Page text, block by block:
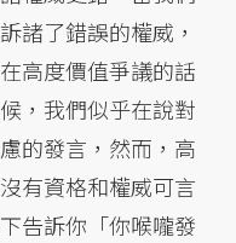
諸了錯誤的權威，
高度價值爭議的話
，我們似乎在說對
的發言，然而，高
有資格和權威可言
告訴你「你喉嚨發